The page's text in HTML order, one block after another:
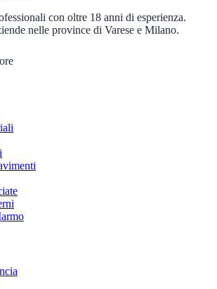
con oltre 18 anni di esperienza.
nelle province di Varese e Milano.